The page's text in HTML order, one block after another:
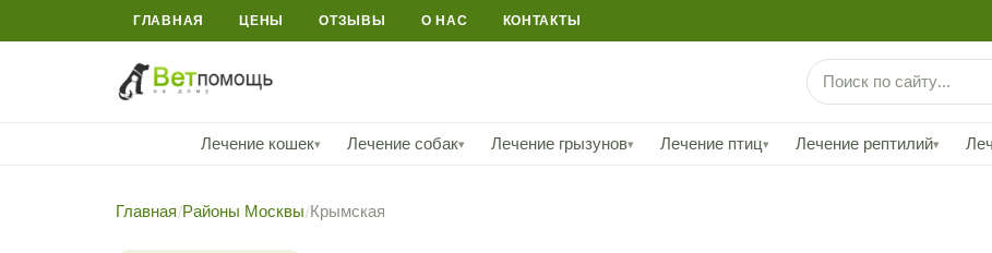
ГЛАВНАЯ ЦЕНЫ ОТЗЫВЫ О НАС КОНТАКТЫ
Лечение кошек▾ Лечение собак▾ Лечение грызунов▾ Лечение птиц▾ Лечение рептилий▾
Главная/Районы Москвы/Крымская